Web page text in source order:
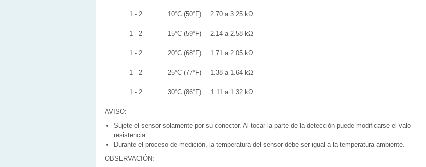
1 - 2 10°C (50°F) 2.70 a 3.25 kΩ
1 - 2 15°C (59°F) 2.14 a 2.58 kΩ
1 - 2 20°C (68°F) 1.71 a 2.05 kΩ
1 - 2 25°C (77°F) 1.38 a 1.64 kΩ
1 - 2 30°C (86°F) 1.11 a 1.32 kΩ
AVISO:
Sujete el sensor solamente por su conector. Al tocar la parte de la detección puede modificarse el valor de la
resistencia.
Durante el proceso de medición, la temperatura del sensor debe ser igual a la temperatura ambiente.
OBSERVACIÓN: